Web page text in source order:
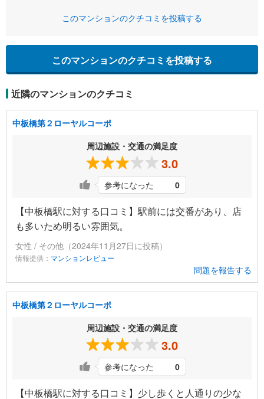
このマンションのクチコミを投稿する
このマンションのクチコミを投稿する
近隣のマンションのクチコミ
中板橋第２ローヤルコーポ
周辺施設・交通の満足度
3.0
参考になった 0
【中板橋駅に対する口コミ】駅前には交番があり、店
も多いため明るい雰囲気。
女性 / その他（2024年11月27日に投稿）
情報提供： マンションレビュー
問題を報告する
中板橋第２ローヤルコーポ
周辺施設・交通の満足度
3.0
参考になった 0
【中板橋駅に対する口コミ】少し歩くと人通りの少な